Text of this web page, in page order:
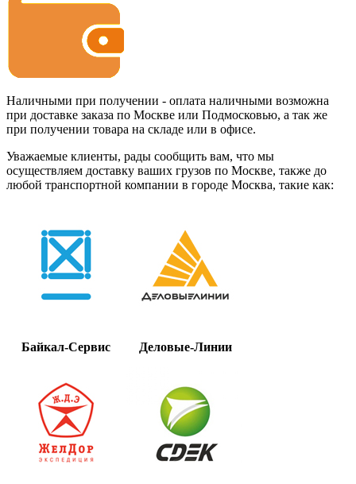
Наличными при получении - оплата наличными возможна
при доставке заказа по Москве или Подмосковью, а так же
при получении товара на складе или в офисе.
Уважаемые клиенты, рады сообщить вам, что мы
осуществляем доставку ваших грузов по Москве, также до
любой транспортной компании в городе Москва, такие как:
Байкал-Сервис Деловые-Линии